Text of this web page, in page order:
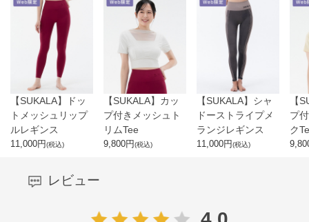
【SUKALA】ドッ
トメッシュリップ
ルレギンス
11,000円(税込)
【SUKALA】カッ
プ付きメッシュト
リムTee
9,800円(税込)
【SUKALA】シャ
ドーストライプメ
ランジレギンス
11,000円(税込)
【
プ
ク
レビュー